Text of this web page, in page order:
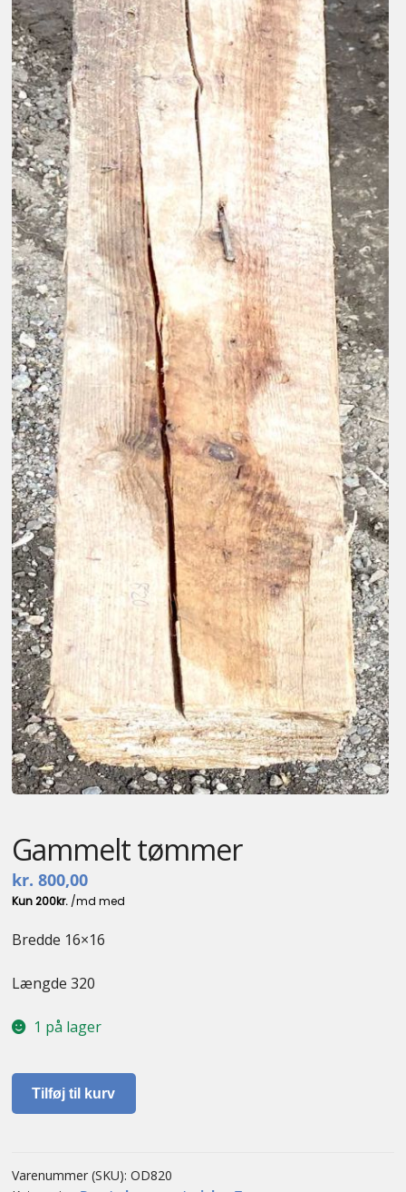
Gammelt tømmer
kr. 800,00
Bredde 16×16
Længde 320
1 på lager
Gammelt
tømmer
Tilføj til kurv
Varenummer (SKU): OD820